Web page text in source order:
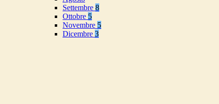
Settembre 8
Ottobre 5
Novembre 5
Dicembre 3